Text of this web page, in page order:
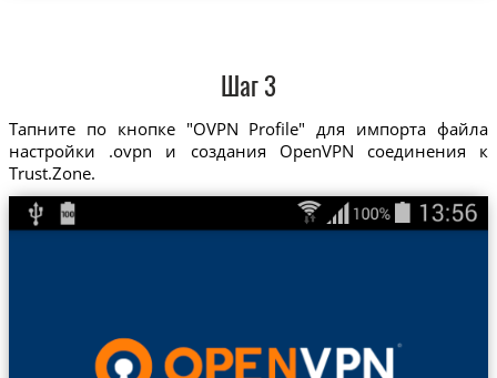
Шаг 3
Тапните по кнопке "OVPN Profile" для импорта файла
настройки .ovpn и создания OpenVPN соединения к
Trust.Zone.